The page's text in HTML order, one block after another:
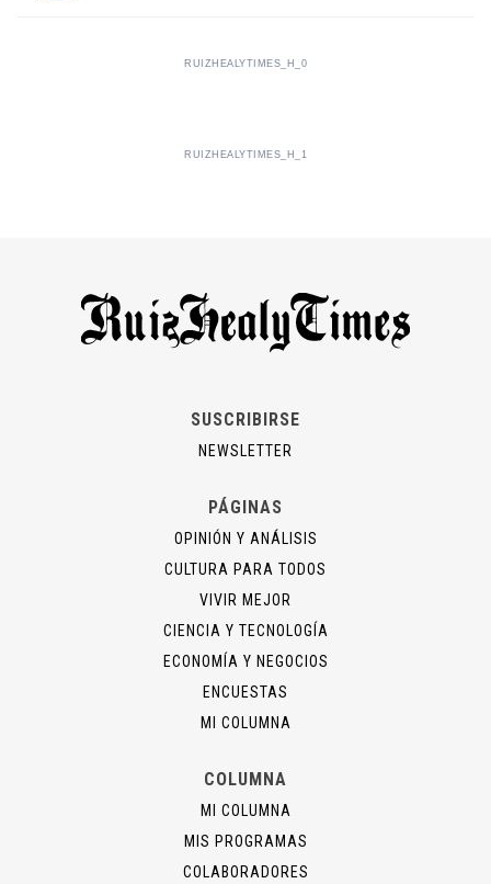
RUIZHEALYTIMES_H_0
RUIZHEALYTIMES_H_1
SUSCRIBIRSE
NEWSLETTER
PÁGINAS
OPINIÓN Y ANÁLISIS
CULTURA PARA TODOS
VIVIR MEJOR
CIENCIA Y TECNOLOGÍA
ECONOMÍA Y NEGOCIOS
ENCUESTAS
MI COLUMNA
COLUMNA
MI COLUMNA
MIS PROGRAMAS
COLABORADORES